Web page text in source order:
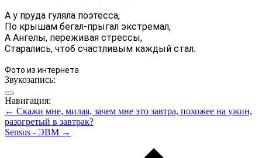
А у пруда гуляла поэтесса,
По крышам бегал-прыгал экстремал,
А Ангелы, переживая стрессы,
Старались, чтоб счастливым каждый стал.
Фото из интернета
Звукозапись:
Навигация:
← Скажи мне, милая, зачем мне это завтра, похожее на ужин,
разогретый в завтрак?
Sensus - ЭВМ →